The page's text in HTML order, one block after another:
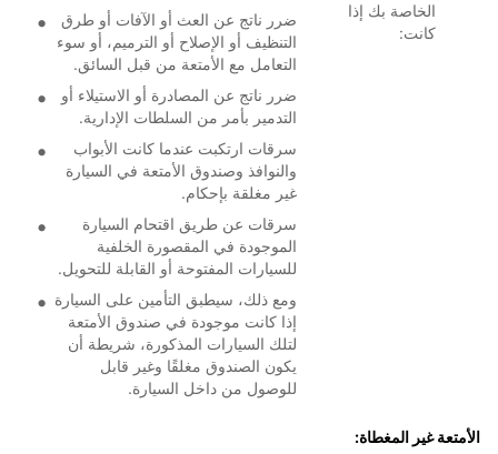
الخاصة بك إذا
كانت:
ضرر ناتج عن العث أو الآفات أو طرق
التنظيف أو الإصلاح أو الترميم، أو سوء
التعامل مع الأمتعة من قبل السائق.
ضرر ناتج عن المصادرة أو الاستيلاء أو
التدمير بأمر من السلطات الإدارية.
سرقات ارتكبت عندما كانت الأبواب
والنوافذ وصندوق الأمتعة في السيارة
غير مغلقة بإحكام.
سرقات عن طريق اقتحام السيارة
الموجودة في المقصورة الخلفية
للسيارات المفتوحة أو القابلة للتحويل.
ومع ذلك، سيطبق التأمين على السيارة
إذا كانت موجودة في صندوق الأمتعة
لتلك السيارات المذكورة، شريطة أن
يكون الصندوق مغلقًا وغير قابل
للوصول من داخل السيارة.
الأمتعة غير المغطاة: